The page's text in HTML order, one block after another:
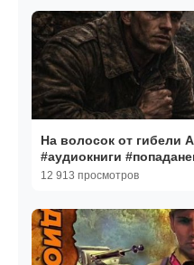
На волосок от гибели
#аудиокниги
12 913 просмотров